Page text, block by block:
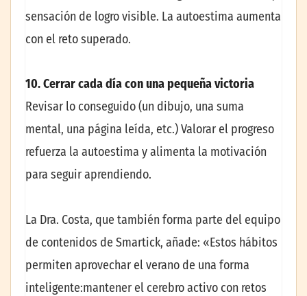
sensación de logro visible. La autoestima aumenta
con el reto superado.
10. Cerrar cada día con una pequeña victoria
Revisar lo conseguido (un dibujo, una suma
mental, una página leída, etc.) Valorar el progreso
refuerza la autoestima y alimenta la motivación
para seguir aprendiendo.
La Dra. Costa, que también forma parte del equipo
de contenidos de Smartick, añade: «Estos hábitos
permiten aprovechar el verano de una forma
inteligente:mantener el cerebro activo con retos